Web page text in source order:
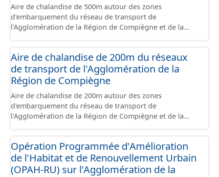
divers, ...). Ce lot est constitué conformément aux
prescriptions du standard CNIG Sites Economiques.
Aire de chalandise de 500m autour des zones
d'embarquement du réseau de transport de
l'Agglomération de la Région de Compiègne et de la
Aire de chalandise de 200m du réseaux
de transport de l'Agglomération de la
Région de Compiègne
Aire de chalandise de 200m autour des zones
d'embarquement du réseau de transport de
l'Agglomération de la Région de Compiègne et de la
Opération Programmée d'Amélioration
de l'Habitat et de Renouvellement Urbain
(OPAH-RU) sur l'Agglomération de la